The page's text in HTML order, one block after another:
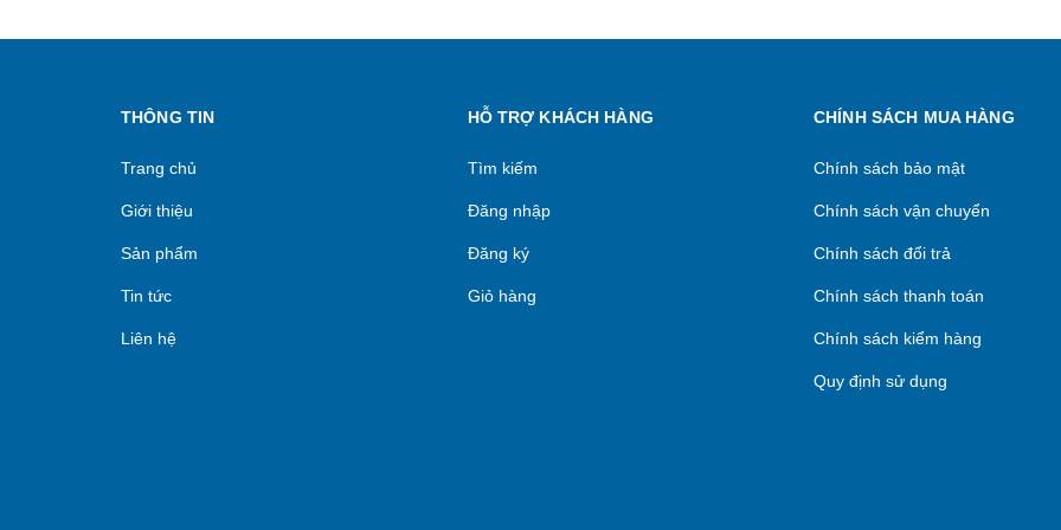
THÔNG TIN
Trang chủ
Giới thiệu
Sản phẩm
Tin tức
Liên hệ
HỖ TRỢ KHÁCH HÀNG
Tìm kiếm
Đăng nhập
Đăng ký
Giỏ hàng
CHÍNH SÁCH MUA HÀNG
Chính sách bảo mật
Chính sách vận chuyển
Chính sách đổi trả
Chính sách thanh toán
Chính sách kiểm hàng
Quy định sử dụng